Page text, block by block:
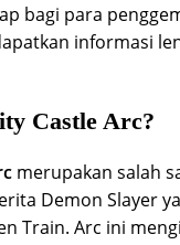
bagi para
informasi
Castle Arc?
merupakan salah
Demon Slayer
Train. Arc ini